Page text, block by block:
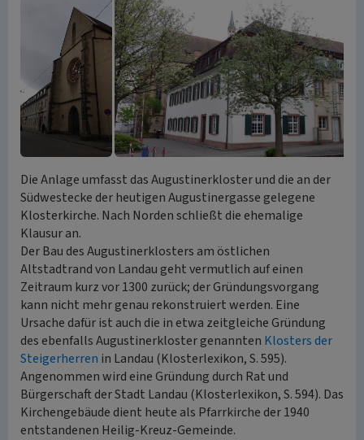
Die Anlage umfasst das Augustinerkloster und die an der
Südwestecke der heutigen Augustinergasse gelegene
Klosterkirche. Nach Norden schließt die ehemalige
Klausur an.
Der Bau des Augustinerklosters am östlichen
Altstadtrand von Landau geht vermutlich auf einen
Zeitraum kurz vor 1300 zurück; der Gründungsvorgang
kann nicht mehr genau rekonstruiert werden. Eine
Ursache dafür ist auch die in etwa zeitgleiche Gründung
des ebenfalls Augustinerkloster genannten Klosters der
Steigerherren in Landau (Klosterlexikon, S. 595).
Angenommen wird eine Gründung durch Rat und
Bürgerschaft der Stadt Landau (Klosterlexikon, S. 594). Das
Kirchengebäude dient heute als Pfarrkirche der 1940
entstandenen Heilig-Kreuz-Gemeinde.